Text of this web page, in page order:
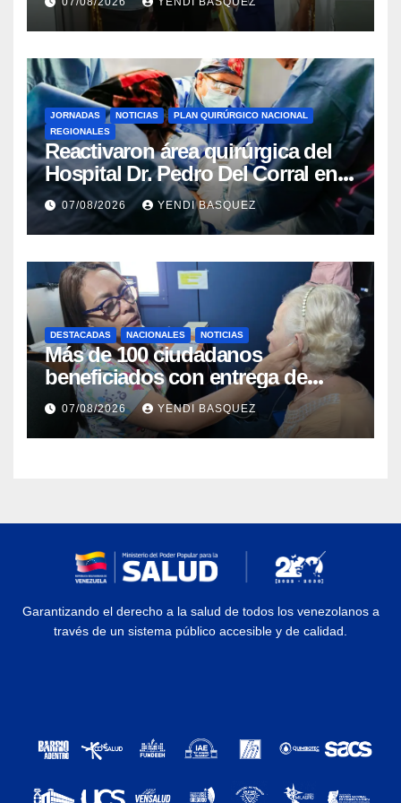
Rincón
JORNADAS NOTICIAS
PLAN QUIRÚRGICO NACIONAL
REGIONALES
Reactivaron área quirúrgica del
Hospital Dr. Pedro Del Corral en
Guárico
07/08/2026 YENDI BASQUEZ
DESTACADAS NACIONALES NOTICIAS
Más de 100 ciudadanos
beneficiados con entrega de
prótesis auditivas en el Centro de
Rehabilitación J.J. Arvelo
07/08/2026 YENDI BASQUEZ
Garantizando el derecho a la salud de todos los venezolanos a
través de un sistema público accesible y de calidad.